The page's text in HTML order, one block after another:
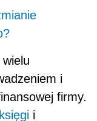
wielu
i
firmy.
księgi i